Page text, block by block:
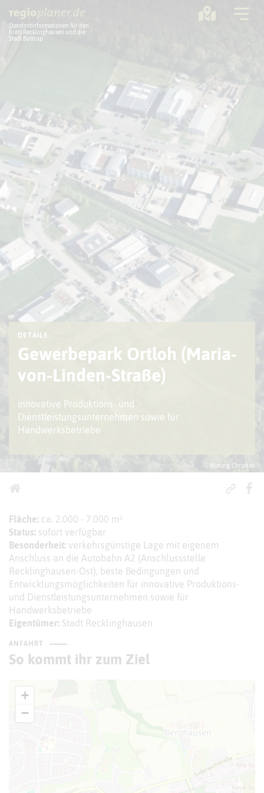
Standortinformationen für den
Kreis Recklinghausen und die
Stadt Bottrop
Standorte
Statistik
Service
© Wissing, Christian
DETAILS
Gewerbepark Ortloh (Maria-
von-Linden-Straße)
innovative Produktions- und
Dienstleistungsunternehmen sowie für
Handwerksbetriebe
Fläche: ca. 2.000 - 7.000 m²
Status: sofort verfügbar
Besonderheit: verkehrsgünstige Lage mit eigenem
Anschluss an die Autobahn A2 (Anschlussstelle
Recklinghausen-Ost), beste Bedingungen und
Entwicklungsmöglichkeiten für innovative Produktions-
und Dienstleistungsunternehmen sowie für
Handwerksbetriebe
Eigentümer: Stadt Recklinghausen
ANFAHRT
So kommt ihr zum Ziel
+
−